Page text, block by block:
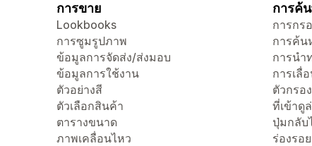
การขาย
Lookbooks
การซูมรูปภาพ
ข้อมูลการจัดส่ง/ส่งมอบ
ข้อมูลการใช้งาน
ตัวอย่างสี
ตัวเลือกสินค้า
ตารางขนาด
ภาพเคลื่อนไหว
การค้
การกร
การค้น
การนำ
การเลื่
ตัวกรอ
ที่เข้าดู
ปุ่มกลับ
ร่องรอ